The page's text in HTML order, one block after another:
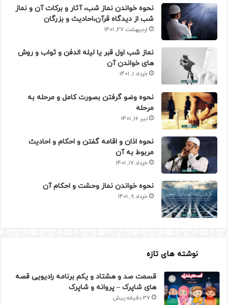
نحوه خواندن نماز شب، آثار و برکات آن و نماز
شب از دیدگاه قرآن،احادیث و بزرگان
اردیبهشت 27, 1401
نماز شب اول قبر یا لیله الدفن و ثواب و روش
های خواندن آن
خرداد 1, 1401
نحوه وضو گرفتن بصورت کامل و مرحله به
مرحله
تیر 16, 1401
نحوه اذان و اقامه گفتن و احکام و احادیث
مربوط به آن
خرداد 17, 1401
نحوه خواندن نماز وحشت و احکام آن
خرداد 9, 1401
نوشته های تازه
قسمت صد و هشتاد و یکم برنامه رادیویی قصه
های شاپرک – پروانه و شاپرک
37 دقیقه پیش